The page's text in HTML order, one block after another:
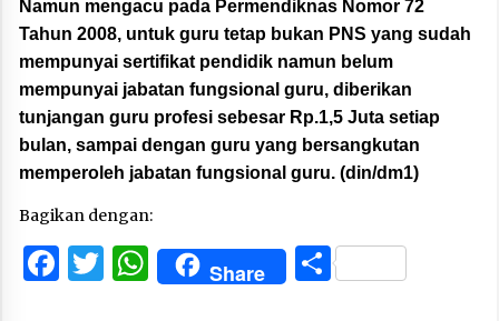
Namun mengacu pada Permendiknas Nomor 72
Tahun 2008, untuk guru tetap bukan PNS yang sudah
mempunyai sertifikat pendidik namun belum
mempunyai jabatan fungsional guru, diberikan
tunjangan guru profesi sebesar Rp.1,5 Juta setiap
bulan, sampai dengan guru yang bersangkutan
memperoleh jabatan fungsional guru. (din/dm1)
Bagikan dengan:
Facebook
Twitter
WhatsApp
Share Share